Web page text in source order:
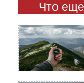
Что